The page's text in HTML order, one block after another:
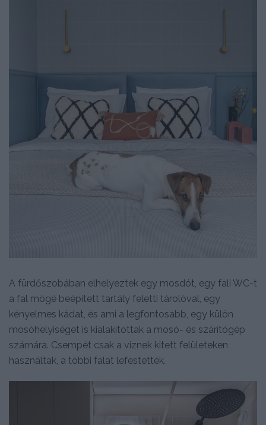
A fürdőszobában elhelyeztek egy mosdót, egy fali WC-t
a fal mögé beépített tartály feletti tárolóval, egy
kényelmes kádat, és ami a legfontosabb, egy külön
mosóhelyiséget is kialakítottak a mosó- és szárítógép
számára. Csempét csak a viznek kitett felületeken
használtak, a többi falat lefestették.